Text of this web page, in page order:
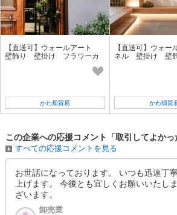
【直送可】ウォールアート
壁飾り 壁掛け フラワーカ
かわ畑貿易
【直送可】ウォー
ネル 壁掛け 壁
かわ畑貿
この企業への応援コメント「取引してよかっ
すべての応援コメントを見る
お世話になっております。 いつも迅速丁
上げます。 今後とも宜しくお願いいたし
ざいます。
卸売業